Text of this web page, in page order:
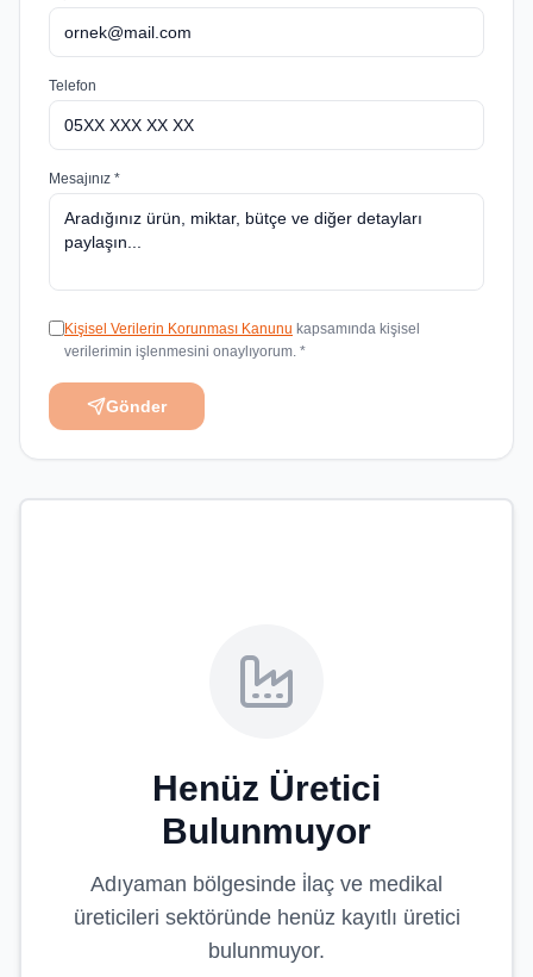
Telefon
Mesajınız *
Kişisel Verilerin Korunması Kanunu kapsamında kişisel
verilerimin işlenmesini onaylıyorum. *
Gönder
Henüz Üretici
Bulunmuyor
Adıyaman bölgesinde i̇laç ve medikal
üreticileri sektöründe henüz kayıtlı üretici
bulunmuyor.